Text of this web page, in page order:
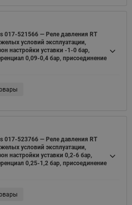
017-521566 — Реле давления RT
условий эксплуатации,
настройки уставки -1-0 бар,
0,09-0,4 бар, присоединение
017-523766 — Реле давления RT
условий эксплуатации,
настройки уставки 0,2-6 бар,
0,25-1,2 бар, присоединение